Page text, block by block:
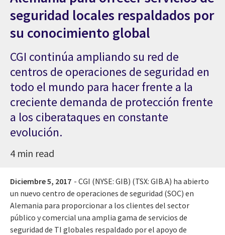
seguridad locales respaldados por
su conocimiento global
CGI continúa ampliando su red de
centros de operaciones de seguridad en
todo el mundo para hacer frente a la
creciente demanda de protección frente
a los ciberataques en constante
evolución.
4 min read
Diciembre 5, 2017 - CGI (NYSE: GIB) (TSX: GIB.A) ha abierto
un nuevo centro de operaciones de seguridad (SOC) en
Alemania para proporcionar a los clientes del sector
público y comercial una amplia gama de servicios de
seguridad de TI globales respaldado por el apoyo de